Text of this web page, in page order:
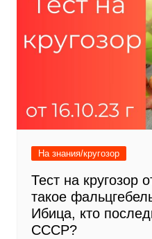
На знания/кругозор
Тест на кругозор
такое
Ибица, кто
СССР?